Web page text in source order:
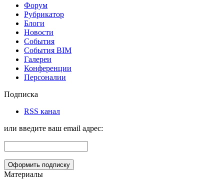
Форум
Рубрикатор
Блоги
Новости
События
События BIM
Галереи
Конференции
Персоналии
Подписка
RSS канал
или введите ваш email адрес:
Материалы